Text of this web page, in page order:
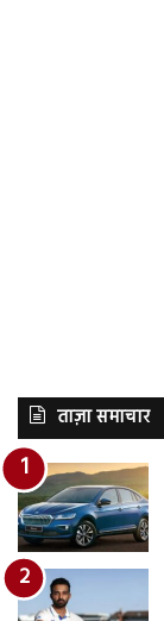
ताज़ा समाचार